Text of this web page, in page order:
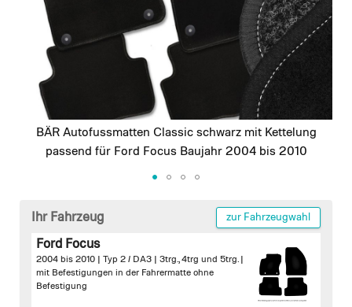
BÄR Autofussmatten Classic schwarz mit Kettelung
passend für Ford Focus Baujahr 2004 bis 2010
beginning
Ihr Fahrzeug zur Fahrzeugwahl
Ford Focus
2004 bis 2010 | Typ 2 / DA3 | 3trg., 4trg und 5trg. |
mit Befestigungen in der Fahrermatte ohne
Befestigung